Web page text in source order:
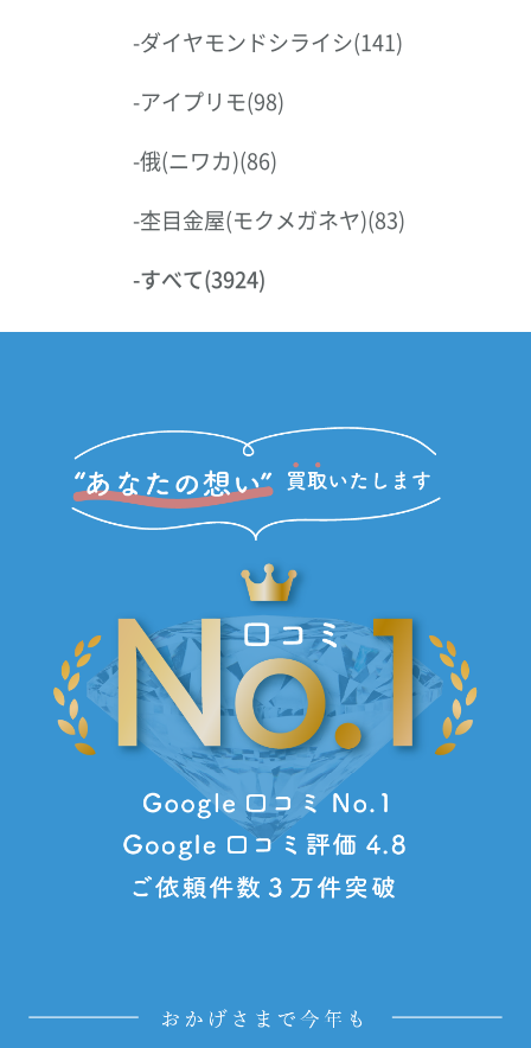
-ダイヤモンドシライシ(141)
-アイプリモ(98)
-俄(ニワカ)(86)
-杢目金屋(モクメガネヤ)(83)
-すべて(3924)